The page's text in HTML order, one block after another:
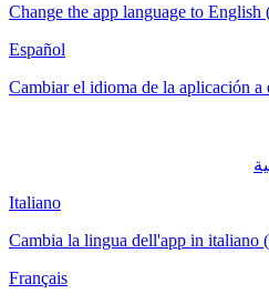
Change the app language to English
Español
Cambiar el idioma de la aplicación a
Italiano
Cambia la lingua dell'app in italiano
Français